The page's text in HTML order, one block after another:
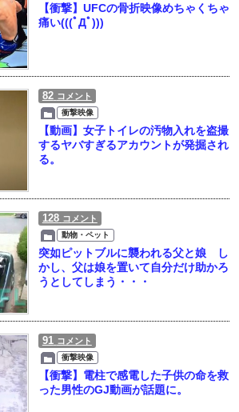
【衝撃】UFCの骨折映像めちゃくちゃ
痛い(((ﾟДﾟ)))
82 コメント
衝撃映像
【動画】女子トイレの汚物入れを盗撮
するヤバすぎるアカウントが発掘され
る。
128 コメント
動物・ペット
突如ピットブルに襲われる父と娘 し
かし、父は娘を置いて自分だけ助かろ
うとしてしまう・・・
91 コメント
衝撃映像
【衝撃】電柱で感電した子供の命を救
った男性のGJ動画が話題に。